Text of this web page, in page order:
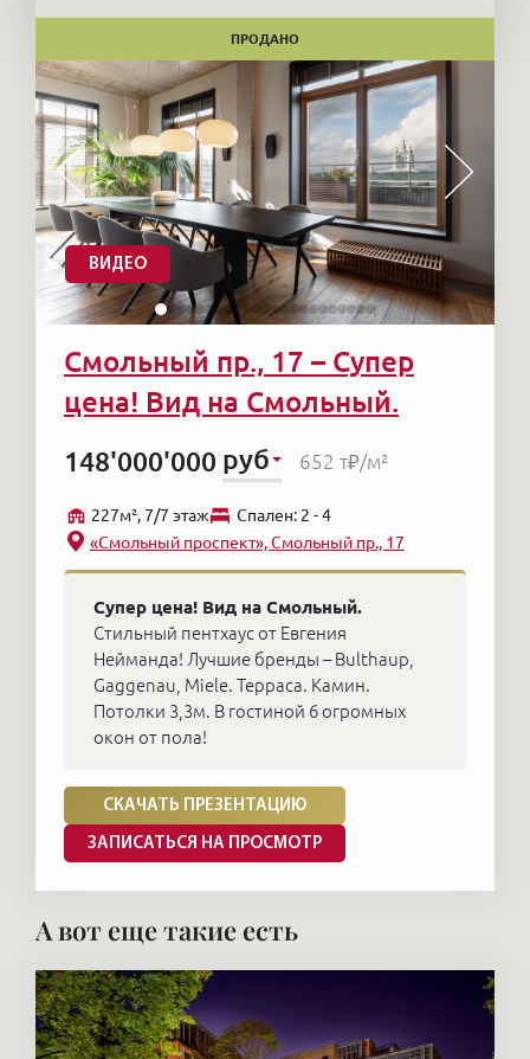
ВИДЕО
ПРОДАНО
Смольный пр., 17 – Супер
цена! Вид на Смольный.
148'000'000 руб 652 т₽/м²
227м², 7/7 этаж
Cпален: 2 - 4
«Смольный проспект», Смольный пр., 17
Супер цена! Вид на Смольный.
Стильный пентхаус от Евгения
Нейманда! Лучшие бренды – Bulthaup,
Gaggenau, Miele. Терраса. Камин.
Потолки 3,3м. В гостиной 6 огромных
окон от пола!
СКАЧАТЬ ПРЕЗЕНТАЦИЮ
ЗАПИСАТЬСЯ НА ПРОСМОТР
А вот еще такие есть